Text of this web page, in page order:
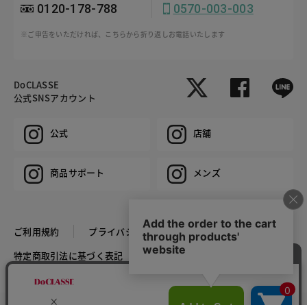
0120-178-788 0570-003-003
※ご申告をいただければ、こちらから折り返しお電話いたします
DoCLASSE
公式SNSアカウント
公式 店舗
商品サポート メンズ
ご利用規約
プライバシーポリシー
特定商取引法に基づく表記
推奨環境
COPYRIGHT © DoCLASSE ALL RIGHTS RESERVED.